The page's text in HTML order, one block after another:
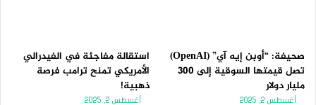
صحيفة: “أوبن إيه آي” (OpenAI)
تصل قيمتها السوقية إلى 300
مليار دولار
أغسطس 2, 2025
استقالة مفاجئة في الفيدرالي
الأمريكي تمنح ترامب فرصة
ذهبية!
أغسطس 2, 2025